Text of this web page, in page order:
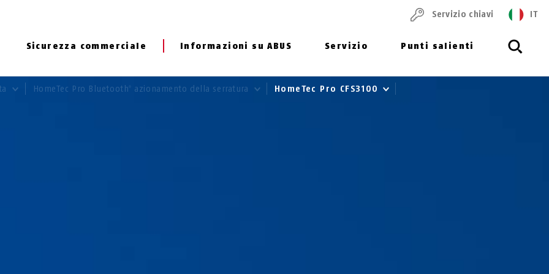
Sicurezza commerciale Informazioni su ABUS Servizio Punti salienti
Servizio chiavi IT
HomeTec Pro Bluetooth azionamento della serratura HomeTec Pro CFS3100